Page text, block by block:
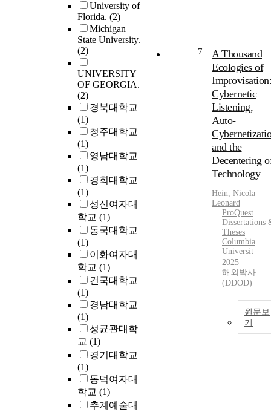
University of
Florida. (2)
Michigan
State University.
(2)
UNIVERSITY
OF GEORGIA.
(2)
경북대학교
(1)
청주대학교
(1)
영남대학교
(1)
경희대학교
(1)
성신여자대
학교 (1)
동국대학교
(1)
이화여자대
학교 (1)
건국대학교
(1)
경남대학교
(1)
성균관대학
교 (1)
경기대학교
(1)
동덕여자대
학교 (1)
추계예술대
7
A Thousand
Ecologies of
Improvisation:
Cybernetic
Listening,
Auto-
and the
Decentering
Technology
Hein, Nicola
Leonard
ProQuest
Dissertations
Theses
Columbia
Universit
2025
해외박사
(DDOD)
원문보
기